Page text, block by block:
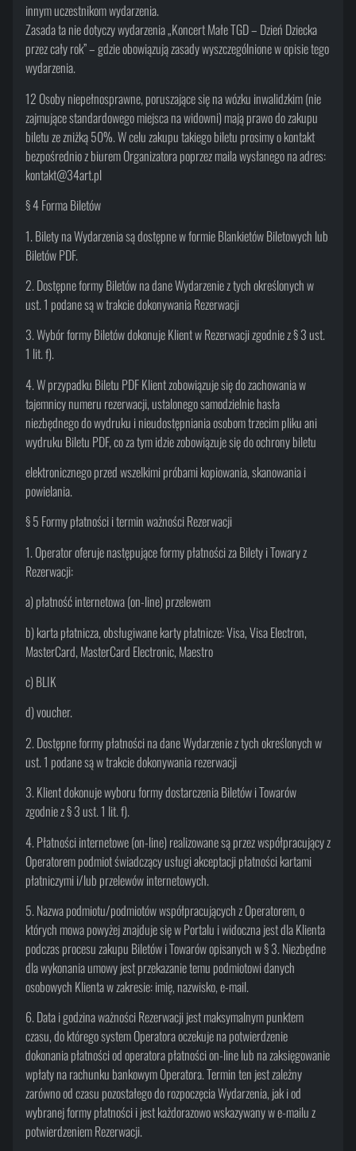
innym uczestnikom wydarzenia.
Zasada ta nie dotyczy wydarzenia „Koncert Małe TGD – Dzień Dziecka
przez cały rok” – gdzie obowiązują zasady wyszczególnione w opisie tego
wydarzenia.
12 Osoby niepełnosprawne, poruszające się na wózku inwalidzkim (nie
zajmujące standardowego miejsca na widowni) mają prawo do zakupu
biletu ze zniżką 50%. W celu zakupu takiego biletu prosimy o kontakt
bezpośrednio z biurem Organizatora poprzez maila wysłanego na adres:
kontakt@34art.pl
§ 4 Forma Biletów
1. Bilety na Wydarzenia są dostępne w formie Blankietów Biletowych lub
Biletów PDF.
2. Dostępne formy Biletów na dane Wydarzenie z tych określonych w
ust. 1 podane są w trakcie dokonywania Rezerwacji
3. Wybór formy Biletów dokonuje Klient w Rezerwacji zgodnie z § 3 ust.
1 lit. f).
4. W przypadku Biletu PDF Klient zobowiązuje się do zachowania w
tajemnicy numeru rezerwacji, ustalonego samodzielnie hasła
niezbędnego do wydruku i nieudostępniania osobom trzecim pliku ani
wydruku Biletu PDF, co za tym idzie zobowiązuje się do ochrony biletu
elektronicznego przed wszelkimi próbami kopiowania, skanowania i
powielania.
§ 5 Formy płatności i termin ważności Rezerwacji
1. Operator oferuje następujące formy płatności za Bilety i Towary z
Rezerwacji:
a) płatność internetowa (on-line) przelewem
b) karta płatnicza, obsługiwane karty płatnicze: Visa, Visa Electron,
MasterCard, MasterCard Electronic, Maestro
c) BLIK
d) voucher.
2. Dostępne formy płatności na dane Wydarzenie z tych określonych w
ust. 1 podane są w trakcie dokonywania rezerwacji
3. Klient dokonuje wyboru formy dostarczenia Biletów i Towarów
zgodnie z § 3 ust. 1 lit. f).
4. Płatności internetowe (on-line) realizowane są przez współpracujący z
Operatorem podmiot świadczący usługi akceptacji płatności kartami
płatniczymi i/lub przelewów internetowych.
5. Nazwa podmiotu/podmiotów współpracujących z Operatorem, o
których mowa powyżej znajduje się w Portalu i widoczna jest dla Klienta
podczas procesu zakupu Biletów i Towarów opisanych w § 3. Niezbędne
dla wykonania umowy jest przekazanie temu podmiotowi danych
osobowych Klienta w zakresie: imię, nazwisko, e-mail.
6. Data i godzina ważności Rezerwacji jest maksymalnym punktem
czasu, do którego system Operatora oczekuje na potwierdzenie
dokonania płatności od operatora płatności on-line lub na zaksięgowanie
wpłaty na rachunku bankowym Operatora. Termin ten jest zależny
zarówno od czasu pozostałego do rozpoczęcia Wydarzenia, jak i od
wybranej formy płatności i jest każdorazowo wskazywany w e-mailu z
potwierdzeniem Rezerwacji.